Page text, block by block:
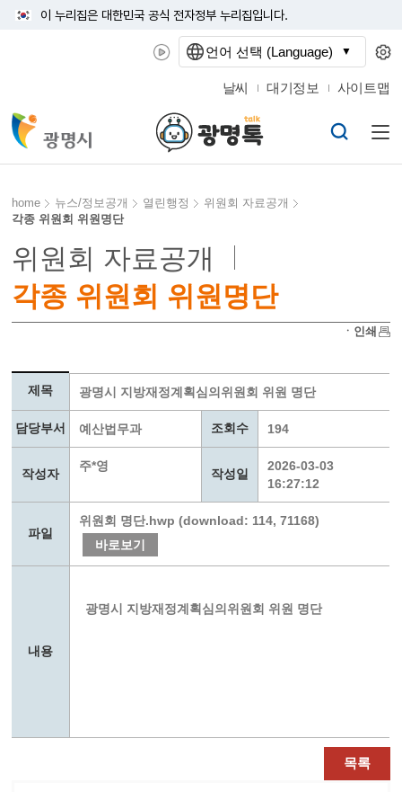
이 누리집은 대한민국 공식 전자정부 누리집입니다.
날씨 대기정보 사이트맵
home 뉴스/정보공개 열린행정
위원회 자료공개
각종 위원회 위원명단
위원회 자료공개
각종 위원회 위원명단
ㆍ인쇄
제목 광명시 지방재정계획심의위원회 위원 명단
담당부서 예산법무과 조회수 194
작성자
주*영
작성일
2026-03-03
16:27:12
파일
위원회 명단.hwp (download: 114, 71168)
바로보기
내용
광명시 지방재정계획심의위원회 위원 명단
목록
언어 선택 (Language)